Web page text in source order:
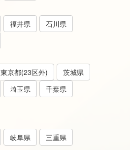
福井県
石川県
東京都(23区外)
茨城県
埼玉県
千葉県
岐阜県
三重県